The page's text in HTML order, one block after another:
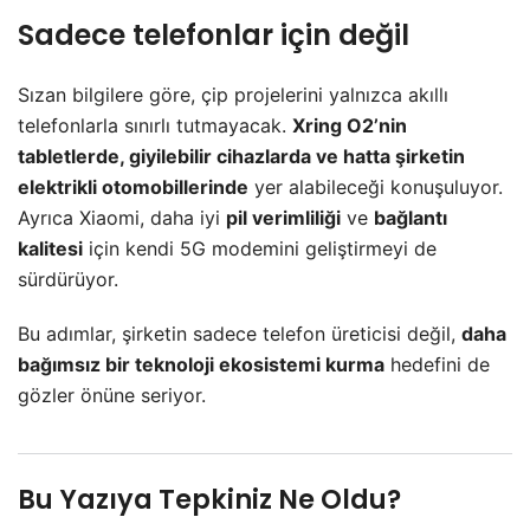
Sadece telefonlar için değil
Sızan bilgilere göre, çip projelerini yalnızca akıllı
telefonlarla sınırlı tutmayacak. Xring O2’nin
tabletlerde, giyilebilir cihazlarda ve hatta şirketin
elektrikli otomobillerinde yer alabileceği konuşuluyor.
Ayrıca Xiaomi, daha iyi pil verimliliği ve bağlantı
kalitesi için kendi 5G modemini geliştirmeyi de
sürdürüyor.
Bu adımlar, şirketin sadece telefon üreticisi değil, daha
bağımsız bir teknoloji ekosistemi kurma hedefini de
gözler önüne seriyor.
Bu Yazıya Tepkiniz Ne Oldu?